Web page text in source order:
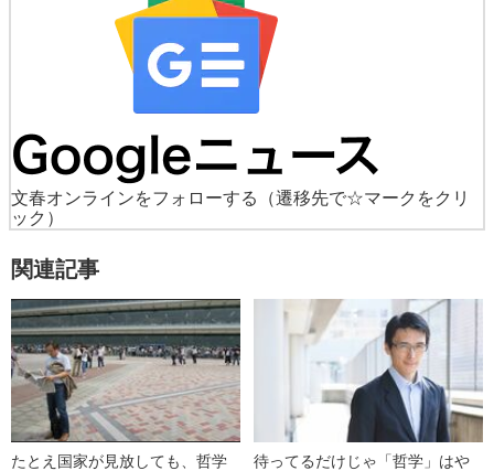
文春オンラインをフォローする
（遷移先で☆マークをクリ
ック）
関連記事
たとえ国家が見放しても、哲学
待ってるだけじゃ「哲学」はや